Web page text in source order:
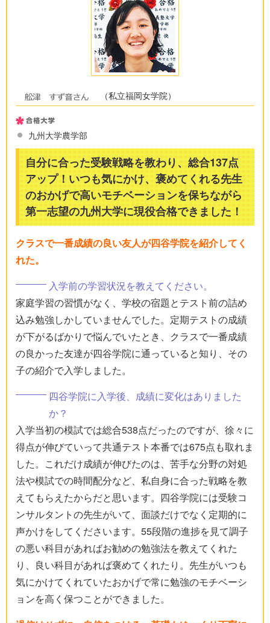
（私立福岡女学院）
九州大学農学部
自分に合った受験戦略を教わり、総合137点
アップ！いつも気にかけ、褒めてくれる先生
のおかげで高いモチベーションを保ちながら
第一志望の九州大学に現役合格できました！
クラスで一番成績の良い友人が四谷学院を紹介してく
れた。
入学前の学習状況を教えてください。
家庭学習の習慣がなく、学校の宿題とテスト前の詰め
込み勉強しかしていませんでした。定期テストの成績
が下がるばかりで悩んでいたとき、クラスで一番成績
の良かった友達が四谷学院に通っていると知り、その
子の紹介で入学しました。
四谷学院に入学後、成績に変化はありました
か？
入学当初の模試では総合538点だったのですが、徐々に
得点が伸びていって共通テスト本番では675点も取れま
した。これだけ成績が伸びたのは、苦手な分野の対処
法や模試での時間配分など、私自身に合った戦略を教
えてもらえたからだと思います。四谷学院には受験コ
ンサルタントの先生がいて、面談だけでなく定期的に
声かけをしてくださいます。55段階の進捗を見て調子
の悪い科目があればお勧めの勉強法を教えてくれた
り、良い科目があれば褒めてくれたり。先生がいつも
気にかけてくれていたおかげで常に勉強のモチベーシ
ョンを高く保つことができました。